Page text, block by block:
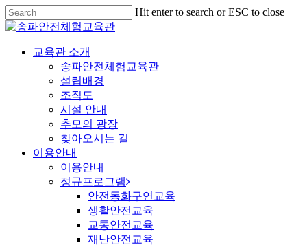
Hit enter to search or ESC to close
교육관 소개
송파안전체험교육관
설립배경
조직도
시설 안내
추모의 광장
찾아오시는 길
이용안내
이용안내
정규프로그램
안전동화구연교육
생활안전교육
교통안전교육
재난안전교육